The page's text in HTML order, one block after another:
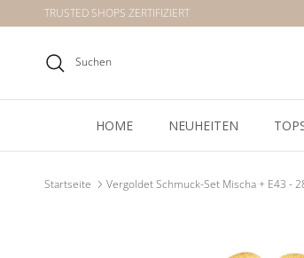
Direkt zum Inhalt
TRUSTED SHOPS ZERTIFIZIERT
Suchen
HOME NEUHEITEN
Startseite Vergoldet Schmuck-Set Mischa + E43 -